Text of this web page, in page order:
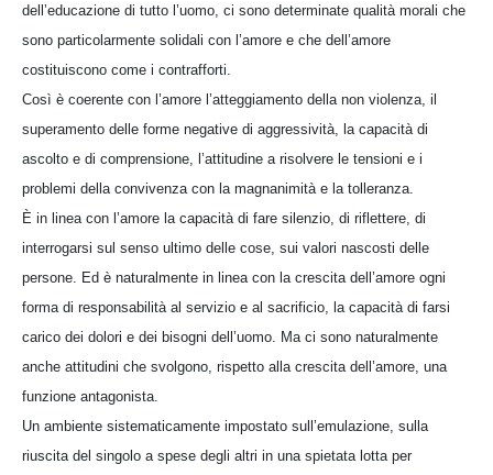
dell’educazione di tutto l’uomo, ci sono determinate qualità morali che
sono particolarmente solidali con l’amore e che dell’amore
costituiscono come i contrafforti.
Così è coerente con l’amore l’atteggiamento della non violenza, il
superamento delle forme negative di aggressività, la capacità di
ascolto e di comprensione, l’attitudine a risolvere le tensioni e i
problemi della convivenza con la magnanimità e la tolleranza.
È in linea con l’amore la capacità di fare silenzio, di riflettere, di
interrogarsi sul senso ultimo delle cose, sui valori nascosti delle
persone. Ed è naturalmente in linea con la crescita dell’amore ogni
forma di responsabilità al servizio e al sacrificio, la capacità di farsi
carico dei dolori e dei bisogni dell’uomo. Ma ci sono naturalmente
anche attitudini che svolgono, rispetto alla crescita dell’amore, una
funzione antagonista.
Un ambiente sistematicamente impostato sull’emulazione, sulla
riuscita del singolo a spese degli altri in una spietata lotta per